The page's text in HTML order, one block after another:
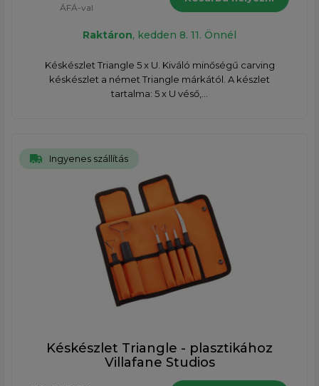
ÁFÁ-val
Raktáron, kedden 8. 11. Önnél
Késkészlet Triangle 5 x U. Kiváló minőségű carving
késkészlet a német Triangle márkától. A készlet
tartalma: 5 x U véső,...
Ingyenes szállítás
Késkészlet Triangle - plasztikához
Villafane Studios